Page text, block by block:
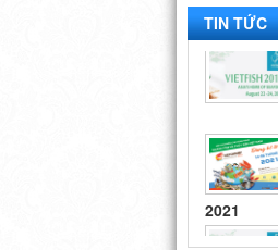
TIN TỨC
2021